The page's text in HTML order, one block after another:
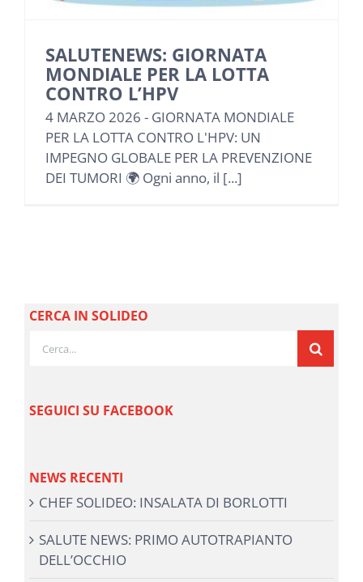
NEWS
INIZIATIVE
CONTATTI
AREA RISERVATA BENEFICIARI
SALUTENEWS: GIORNATA
MONDIALE PER LA LOTTA
CONTRO L’HPV
4 MARZO 2026 - GIORNATA MONDIALE
PER LA LOTTA CONTRO L'HPV: UN
IMPEGNO GLOBALE PER LA PREVENZIONE
DEI TUMORI 🌍 Ogni anno, il [...]
CERCA IN SOLIDEO
SEGUICI SU FACEBOOK
NEWS RECENTI
CHEF SOLIDEO: INSALATA DI BORLOTTI
SALUTE NEWS: PRIMO AUTOTRAPIANTO
DELL’OCCHIO